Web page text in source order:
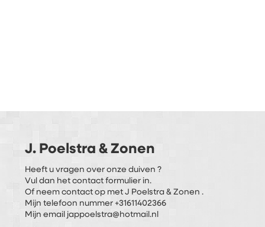
J. Poelstra & Zonen
Heeft u vragen over onze duiven ?
Vul dan het contact formulier in.
Of neem contact op met J Poelstra & Zonen .
Mijn telefoon nummer +31611402366
Mijn email jappoelstra@hotmail.nl